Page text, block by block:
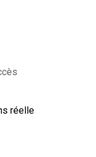
réelle